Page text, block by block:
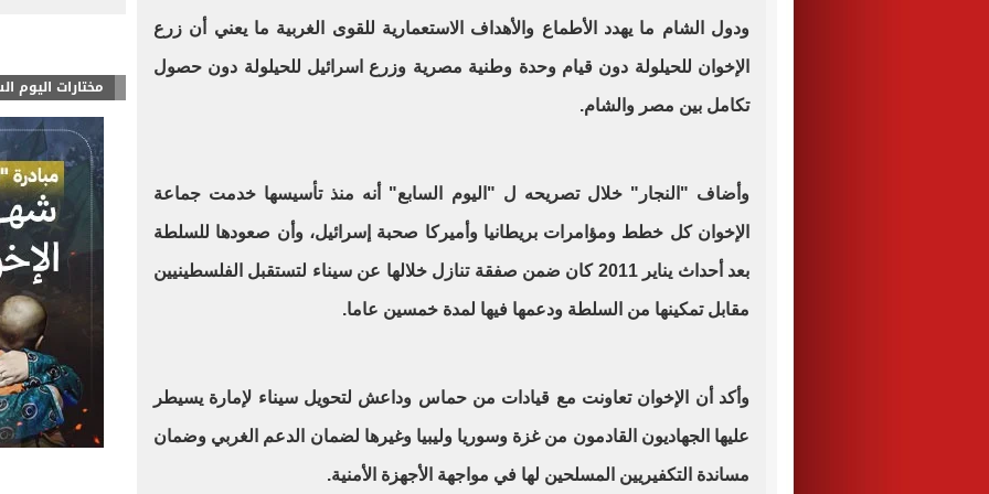
ودول الشام ما يهدد الأطماع والأهداف الاستعمارية للقوى الغربية ما يعني أن زرع
الإخوان للحيلولة دون قيام وحدة وطنية مصرية وزرع اسرائيل للحيلولة دون حصول
تكامل بين مصر والشام.
وأضاف "النجار" خلال تصريحه ل "اليوم السابع" أنه منذ تأسيسها خدمت جماعة
الإخوان كل خطط ومؤامرات بريطانيا وأميركا صحبة إسرائيل، وأن صعودها للسلطة
بعد أحداث يناير 2011 كان ضمن صفقة تنازل خلالها عن سيناء لتستقبل الفلسطينيين
مقابل تمكينها من السلطة ودعمها فيها لمدة خمسين عاما.
وأكد أن الإخوان تعاونت مع قيادات من حماس وداعش لتحويل سيناء لإمارة يسيطر
عليها الجهاديون القادمون من غزة وسوريا وليبيا وغيرها لضمان الدعم الغربي وضمان
مساندة التكفيريين المسلحين لها في مواجهة الأجهزة الأمنية.
مختارات اليوم